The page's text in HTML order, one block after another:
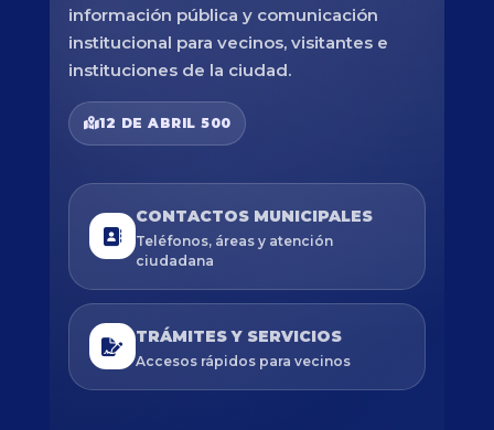
información pública y comunicación
institucional para vecinos, visitantes e
instituciones de la ciudad.
12 DE ABRIL 500
CONTACTOS MUNICIPALES
Teléfonos, áreas y atención
ciudadana
TRÁMITES Y SERVICIOS
Accesos rápidos para vecinos